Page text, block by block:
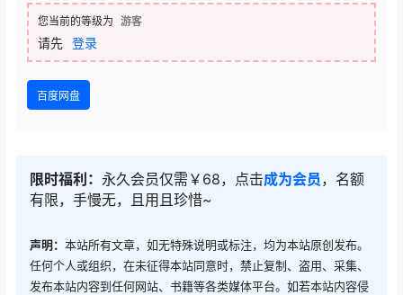
您当前的等级为 游客
请先 登录
百度网盘
限时福利： 永久会员仅需￥68，点击成为会员，名额
有限，手慢无，且用且珍惜~
声明： 本站所有文章，如无特殊说明或标注，均为本站原创发布。
任何个人或组织，在未征得本站同意时，禁止复制、盗用、采集、
发布本站内容到任何网站、书籍等各类媒体平台。如若本站内容侵